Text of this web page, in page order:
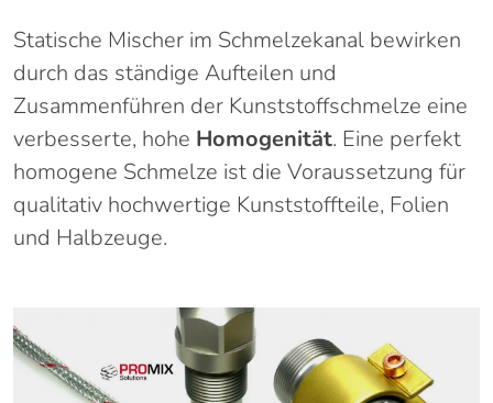
Statische Mischer im Schmelzekanal bewirken
durch das ständige Aufteilen und
Zusammenführen der Kunststoffschmelze eine
verbesserte, hohe Homogenität. Eine perfekt
homogene Schmelze ist die Voraussetzung für
qualitativ hochwertige Kunststoffteile, Folien
und Halbzeuge.